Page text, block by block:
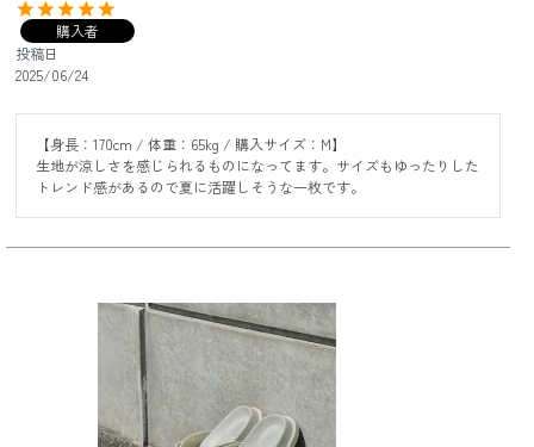
購入者
投稿日
2025/06/24
【身長：170cm / 体重：65kg / 購入サイズ：M】
生地が涼しさを感じられるものになってます。サイズもゆったりした
トレンド感があるので夏に活躍しそうな一枚です。